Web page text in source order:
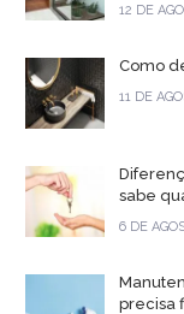
12 DE
Como
11 DE
sabe
6 DE
precisa